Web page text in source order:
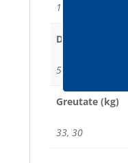
100, 100
Dimensiuni (cm)
53 x 59, 53 x 59
Greutate (kg)
33, 30